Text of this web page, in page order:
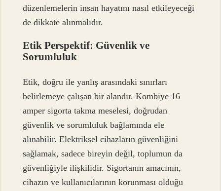
düzenlemelerin insan hayatını nasıl etkileyeceği
de dikkate alınmalıdır.
Etik Perspektif: Güvenlik ve
Sorumluluk
Etik, doğru ile yanlış arasındaki sınırları
belirlemeye çalışan bir alandır. Kombiye 16
amper sigorta takma meselesi, doğrudan
güvenlik ve sorumluluk bağlamında ele
alınabilir. Elektriksel cihazların güvenliğini
sağlamak, sadece bireyin değil, toplumun da
güvenliğiyle ilişkilidir. Sigortanın amacının,
cihazın ve kullanıcılarının korunması olduğu